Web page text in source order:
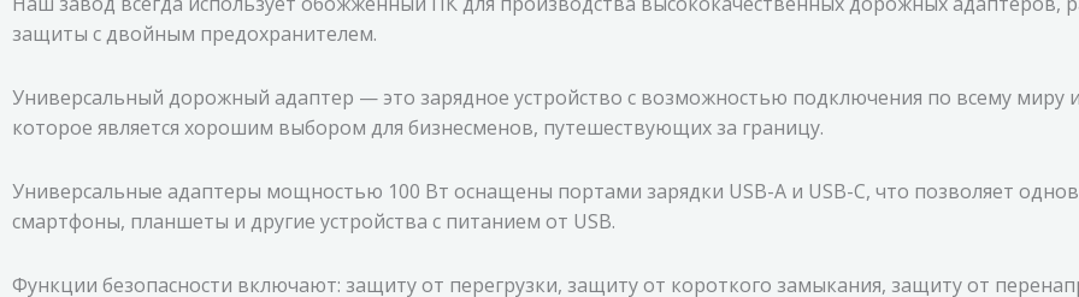
защиты с двойным предохранителем.
Универсальный дорожный адаптер — это зарядное устройство с возможностью подключения по всему
которое является хорошим выбором для бизнесменов, путешествующих за границу.
Универсальные адаптеры мощностью 100 Вт оснащены портами зарядки USB-A и USB-C, что позволяет
смартфоны, планшеты и другие устройства с питанием от USB.
Функции безопасности включают: защиту от перегрузки, защиту от короткого замыкания, защиту от